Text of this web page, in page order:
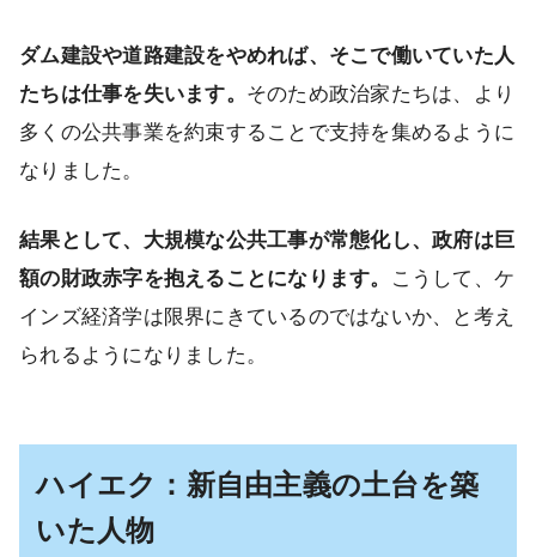
ダム建設や道路建設をやめれば、そこで働いていた人
たちは仕事を失います。 そのため政治家たちは、より
多くの公共事業を約束することで支持を集めるように
なりました。
結果として、大規模な公共工事が常態化し、政府は巨
額の財政赤字を抱えることになります。
こうして、ケ
インズ経済学は限界にきているのではないか、と考え
られるようになりました。
ハイエク：新自由主義の土台を築
いた人物